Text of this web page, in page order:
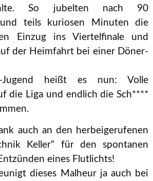
So jubelten nach 90
und teils kuriosen Minuten die
Einzug ins Viertelfinale und
der Heimfahrt bei einer Döner-
Jugend heißt es nun: Volle
die Liga und endlich die Sch****
auch an den herbeigerufenen
Keller“ für den spontanen
eines Flutlichts!
dieses Malheur ja auch bei